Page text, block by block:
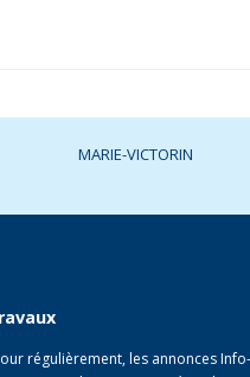
MARIE-VICTORIN
régulièrement, les annonces Info-